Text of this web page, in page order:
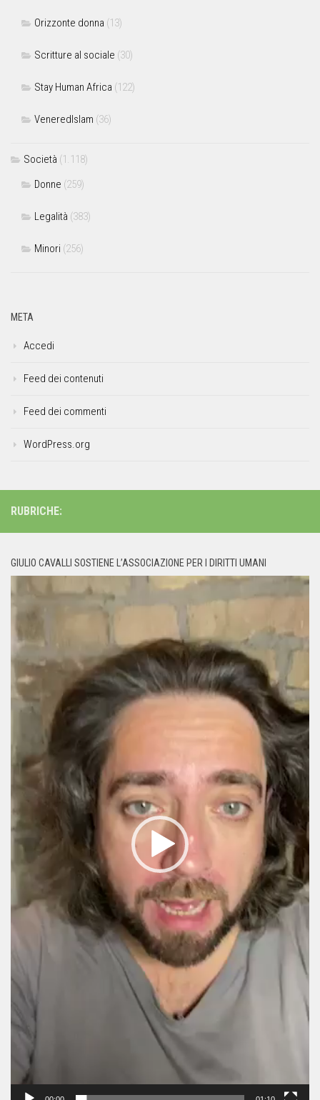
Orizzonte donna (13)
Scritture al sociale (30)
Stay Human Africa (122)
VeneredIslam (36)
Società (1.118)
Donne (259)
Legalità (383)
Minori (256)
META
Accedi
Feed dei contenuti
Feed dei commenti
WordPress.org
RUBRICHE:
GIULIO CAVALLI SOSTIENE L’ASSOCIAZIONE PER I DIRITTI UMANI
Player